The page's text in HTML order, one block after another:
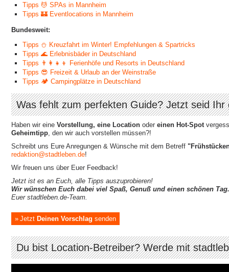
Tipps 💆 SPAs in Mannheim
Tipps 🏰 Eventlocations in Mannheim
Bundesweit:
Tipps ⛄ Kreuzfahrt im Winter! Empfehlungen & Spartricks
Tipps 🌊 Erlebnisbäder in Deutschland
Tipps 👨‍👩‍👧‍👦 Ferienhöfe und Resorts in Deutschland
Tipps 😎 Freizeit & Urlaub an der Weinstraße
Tipps 🏕 Campingplätze in Deutschland
Was fehlt zum perfekten Guide? Jetzt seid Ihr
Haben wir eine Vorstellung, eine Location oder einen Hot-Spot
Geheimtipp , den wir auch vorstellen müssen?!
Schreibt uns Eure Anregungen & Wünsche mit dem Betreff
redaktion@stadtleben.de!
Wir freuen uns über Euer Feedback!
Jetzt ist es an Euch, alle Tipps auszuprobieren!
Wir wünschen Euch dabei viel Spaß, Genuß und einen schönen Tag.
Euer stadtleben.de-Team.
Jetzt Deinen Vorschlag senden
Du bist Location-Betreiber? Werde mit